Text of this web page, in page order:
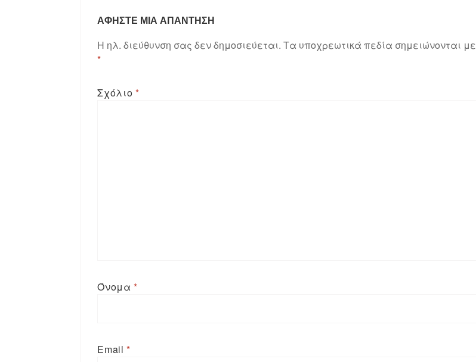
ΑΦΉΣΤΕ ΜΙΑ ΑΠΆΝΤΗΣΗ
Η ηλ. διεύθυνση σας δεν δημοσιεύεται. Τα υποχρεωτικά πεδία σημειώνονται με
*
Σχόλιο *
Όνομα*
Email*